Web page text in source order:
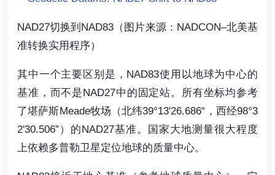
NAD27切换到NAD83（图片来源：NADCON–北美基
准转换实用程序）
其中一个主要区别是，NAD83使用以地球为中心的
基准，而不是NAD27中的固定站。所有坐标均参考
了堪萨斯Meade牧场（北纬39°13'26.686“，西经98°3
2'30.506”）的NAD27基准。国家大地测量很大程度
上依赖多普勒卫星定位地球的质量中心。